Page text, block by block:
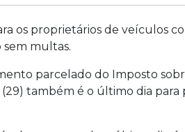
os proprietários de veículos
multas.
parcelado do Imposto
(29) também é o último dia